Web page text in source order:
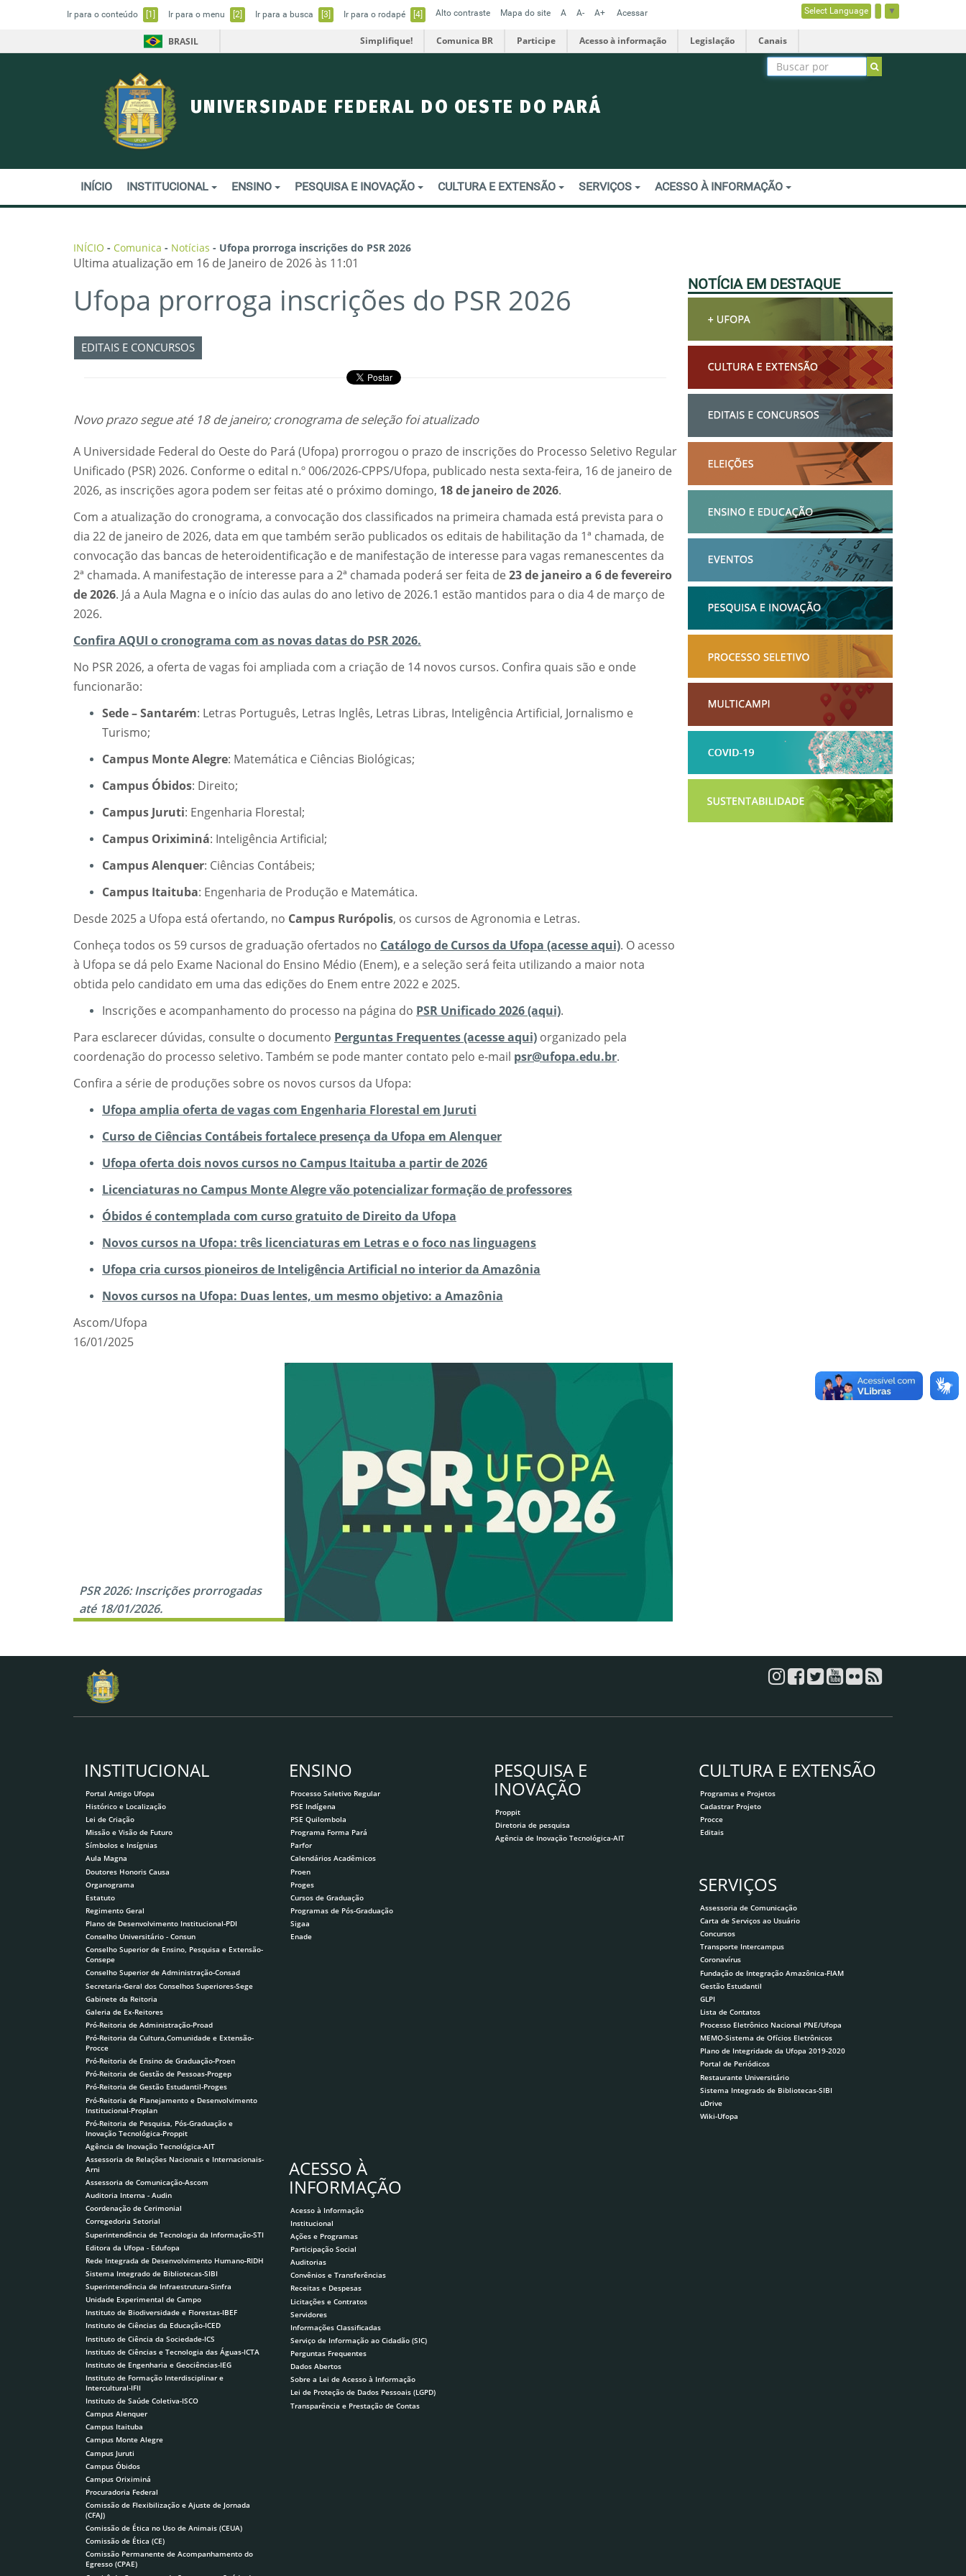
Ir para o conteúdo [1] Ir para o menu [2] Ir para a busca [3] Ir para o rodapé [4] Alto contraste Mapa do site A A- A+ Acessar Select Language ▼
BRASIL Simplifique! Comunica BR Participe Acesso à informação Legislação Canais
UNIVERSIDADE FEDERAL DO OESTE DO PARÁ
INÍCIO INSTITUCIONAL ENSINO PESQUISA E INOVAÇÃO CULTURA E EXTENSÃO SERVIÇOS ACESSO À INFORMAÇÃO
INÍCIO - Comunica - Notícias - Ufopa prorroga inscrições do PSR 2026
Ultima atualização em 16 de Janeiro de 2026 às 11:01
Ufopa prorroga inscrições do PSR 2026
EDITAIS E CONCURSOS
Novo prazo segue até 18 de janeiro; cronograma de seleção foi atualizado
A Universidade Federal do Oeste do Pará (Ufopa) prorrogou o prazo de inscrições do Processo Seletivo Regular
Unificado (PSR) 2026. Conforme o edital n.º 006/2026-CPPS/Ufopa, publicado nesta sexta-feira, 16 de janeiro de
2026, as inscrições agora podem ser feitas até o próximo domingo, 18 de janeiro de 2026.
Com a atualização do cronograma, a convocação dos classificados na primeira chamada está prevista para o
dia 22 de janeiro de 2026, data em que também serão publicados os editais de habilitação da 1ª chamada, de
convocação das bancas de heteroidentificação e de manifestação de interesse para vagas remanescentes da
2ª chamada. A manifestação de interesse para a 2ª chamada poderá ser feita de 23 de janeiro a 6 de fevereiro
de 2026. Já a Aula Magna e o início das aulas do ano letivo de 2026.1 estão mantidos para o dia 4 de março de
2026.
Confira AQUI o cronograma com as novas datas do PSR 2026.
No PSR 2026, a oferta de vagas foi ampliada com a criação de 14 novos cursos. Confira quais são e onde
funcionarão:
Sede – Santarém: Letras Português, Letras Inglês, Letras Libras, Inteligência Artificial, Jornalismo e
Turismo;
Campus Monte Alegre: Matemática e Ciências Biológicas;
Campus Óbidos: Direito;
Campus Juruti: Engenharia Florestal;
Campus Oriximiná: Inteligência Artificial;
Campus Alenquer: Ciências Contábeis;
Campus Itaituba: Engenharia de Produção e Matemática.
Desde 2025 a Ufopa está ofertando, no Campus Rurópolis, os cursos de Agronomia e Letras.
Conheça todos os 59 cursos de graduação ofertados no Catálogo de Cursos da Ufopa (acesse aqui). O acesso
à Ufopa se dá pelo Exame Nacional do Ensino Médio (Enem), e a seleção será feita utilizando a maior nota
obtida pelo candidato em uma das edições do Enem entre 2022 e 2025.
Inscrições e acompanhamento do processo na página do PSR Unificado 2026 (aqui).
Para esclarecer dúvidas, consulte o documento Perguntas Frequentes (acesse aqui) organizado pela
coordenação do processo seletivo. Também se pode manter contato pelo e-mail psr@ufopa.edu.br.
Confira a série de produções sobre os novos cursos da Ufopa:
Ufopa amplia oferta de vagas com Engenharia Florestal em Juruti
Curso de Ciências Contábeis fortalece presença da Ufopa em Alenquer
Ufopa oferta dois novos cursos no Campus Itaituba a partir de 2026
Licenciaturas no Campus Monte Alegre vão potencializar formação de professores
Óbidos é contemplada com curso gratuito de Direito da Ufopa
Novos cursos na Ufopa: três licenciaturas em Letras e o foco nas linguagens
Ufopa cria cursos pioneiros de Inteligência Artificial no interior da Amazônia
Novos cursos na Ufopa: Duas lentes, um mesmo objetivo: a Amazônia
Ascom/Ufopa
16/01/2025
PSR 2026: Inscrições prorrogadas
até 18/01/2026.
NOTÍCIA EM DESTAQUE
INSTITUCIONAL
Portal Antigo Ufopa
Histórico e Localização
Lei de Criação
Missão e Visão de Futuro
Símbolos e Insígnias
Aula Magna
Doutores Honoris Causa
Organograma
Estatuto
Regimento Geral
Plano de Desenvolvimento Institucional-PDI
Conselho Universitário - Consun
Conselho Superior de Ensino, Pesquisa e Extensão-
Consepe
Conselho Superior de Administração-Consad
Secretaria-Geral dos Conselhos Superiores-Sege
Gabinete da Reitoria
Galeria de Ex-Reitores
Pró-Reitoria de Administração-Proad
Pró-Reitoria da Cultura,Comunidade e Extensão-
Procce
Pró-Reitoria de Ensino de Graduação-Proen
Pró-Reitoria de Gestão de Pessoas-Progep
Pró-Reitoria de Gestão Estudantil-Proges
Pró-Reitoria de Planejamento e Desenvolvimento
Institucional-Proplan
Pró-Reitoria de Pesquisa, Pós-Graduação e
Inovação Tecnológica-Proppit
Agência de Inovação Tecnológica-AIT
Assessoria de Relações Nacionais e Internacionais-
Arni
Assessoria de Comunicação-Ascom
Auditoria Interna - Audin
Coordenação de Cerimonial
Corregedoria Setorial
Superintendência de Tecnologia da Informação-STI
Editora da Ufopa - Edufopa
Rede Integrada de Desenvolvimento Humano-RIDH
Sistema Integrado de Bibliotecas-SIBI
Superintendência de Infraestrutura-Sinfra
Unidade Experimental de Campo
Instituto de Biodiversidade e Florestas-IBEF
Instituto de Ciências da Educação-ICED
Instituto de Ciência da Sociedade-ICS
Instituto de Ciências e Tecnologia das Águas-ICTA
Instituto de Engenharia e Geociências-IEG
Instituto de Formação Interdisciplinar e
Intercultural-IFII
Instituto de Saúde Coletiva-ISCO
Campus Alenquer
Campus Itaituba
Campus Monte Alegre
Campus Juruti
Campus Óbidos
Campus Oriximiná
Procuradoria Federal
Comissão de Flexibilização e Ajuste de Jornada
(CFAJ)
Comissão de Ética no Uso de Animais (CEUA)
Comissão de Ética (CE)
Comissão Permanente de Acompanhamento do
Egresso (CPAE)
ENSINO
Processo Seletivo Regular
PSE Indígena
PSE Quilombola
Programa Forma Pará
Parfor
Calendários Acadêmicos
Proen
Proges
Cursos de Graduação
Programas de Pós-Graduação
Sigaa
Enade
PESQUISA E
INOVAÇÃO
Proppit
Diretoria de pesquisa
Agência de Inovação Tecnológica-AIT
CULTURA E EXTENSÃO
Programas e Projetos
Cadastrar Projeto
Procce
Editais
SERVIÇOS
Assessoria de Comunicação
Carta de Serviços ao Usuário
Concursos
Transporte Intercampus
Coronavírus
Fundação de Integração Amazônica-FIAM
Gestão Estudantil
GLPI
Lista de Contatos
Processo Eletrônico Nacional PNE/Ufopa
MEMO-Sistema de Ofícios Eletrônicos
Plano de Integridade da Ufopa 2019-2020
Portal de Periódicos
Restaurante Universitário
Sistema Integrado de Bibliotecas-SIBI
uDrive
Wiki-Ufopa
ACESSO À
INFORMAÇÃO
Acesso à Informação
Institucional
Ações e Programas
Participação Social
Auditorias
Convênios e Transferências
Receitas e Despesas
Licitações e Contratos
Servidores
Informações Classificadas
Serviço de Informação ao Cidadão (SIC)
Perguntas Frequentes
Dados Abertos
Sobre a Lei de Acesso à Informação
Lei de Proteção de Dados Pessoais (LGPD)
Transparência e Prestação de Contas